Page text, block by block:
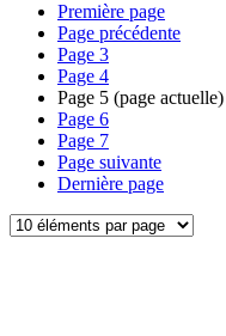
Première page
Page précédente
Page 3
Page 4
Page 5 (page actuelle)
Page 6
Page 7
Page suivante
Dernière page